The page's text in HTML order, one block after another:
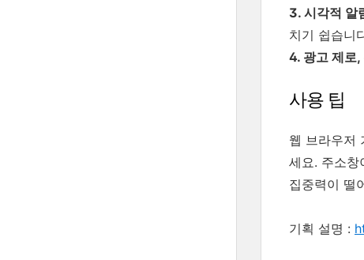
3. 시각적 알
치기 쉽습니
4. 광고 제로,
사용 팁
웹 브라우저
세요. 주소창
집중력이 떨
기획 설명 :